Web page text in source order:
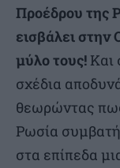
Προέδρου της
εισβάλει στην
μύλο τους! Και
σχέδια
θεωρώντας
Ρωσία
στα επίπεδα